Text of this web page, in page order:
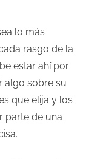
lo más
rasgo de la
estar ahí por
algo sobre su
que elija y los
parte de una